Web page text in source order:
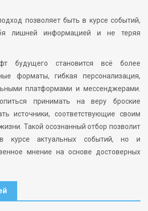
позволяет быть в курсе событий,
лишней информацией и не теряя
будущего становится всё более
форматы, гибкая персонализация,
платформами и мессенджерами.
принимать на веру броские
источники, соответствующие своим
Такой осознанный отбор позволит
курсе актуальных событий, но и
мнение на основе достоверных